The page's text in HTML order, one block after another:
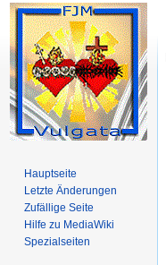
Hauptseite
Letzte Änderungen
Zufällige Seite
Hilfe zu MediaWiki
Spezialseiten